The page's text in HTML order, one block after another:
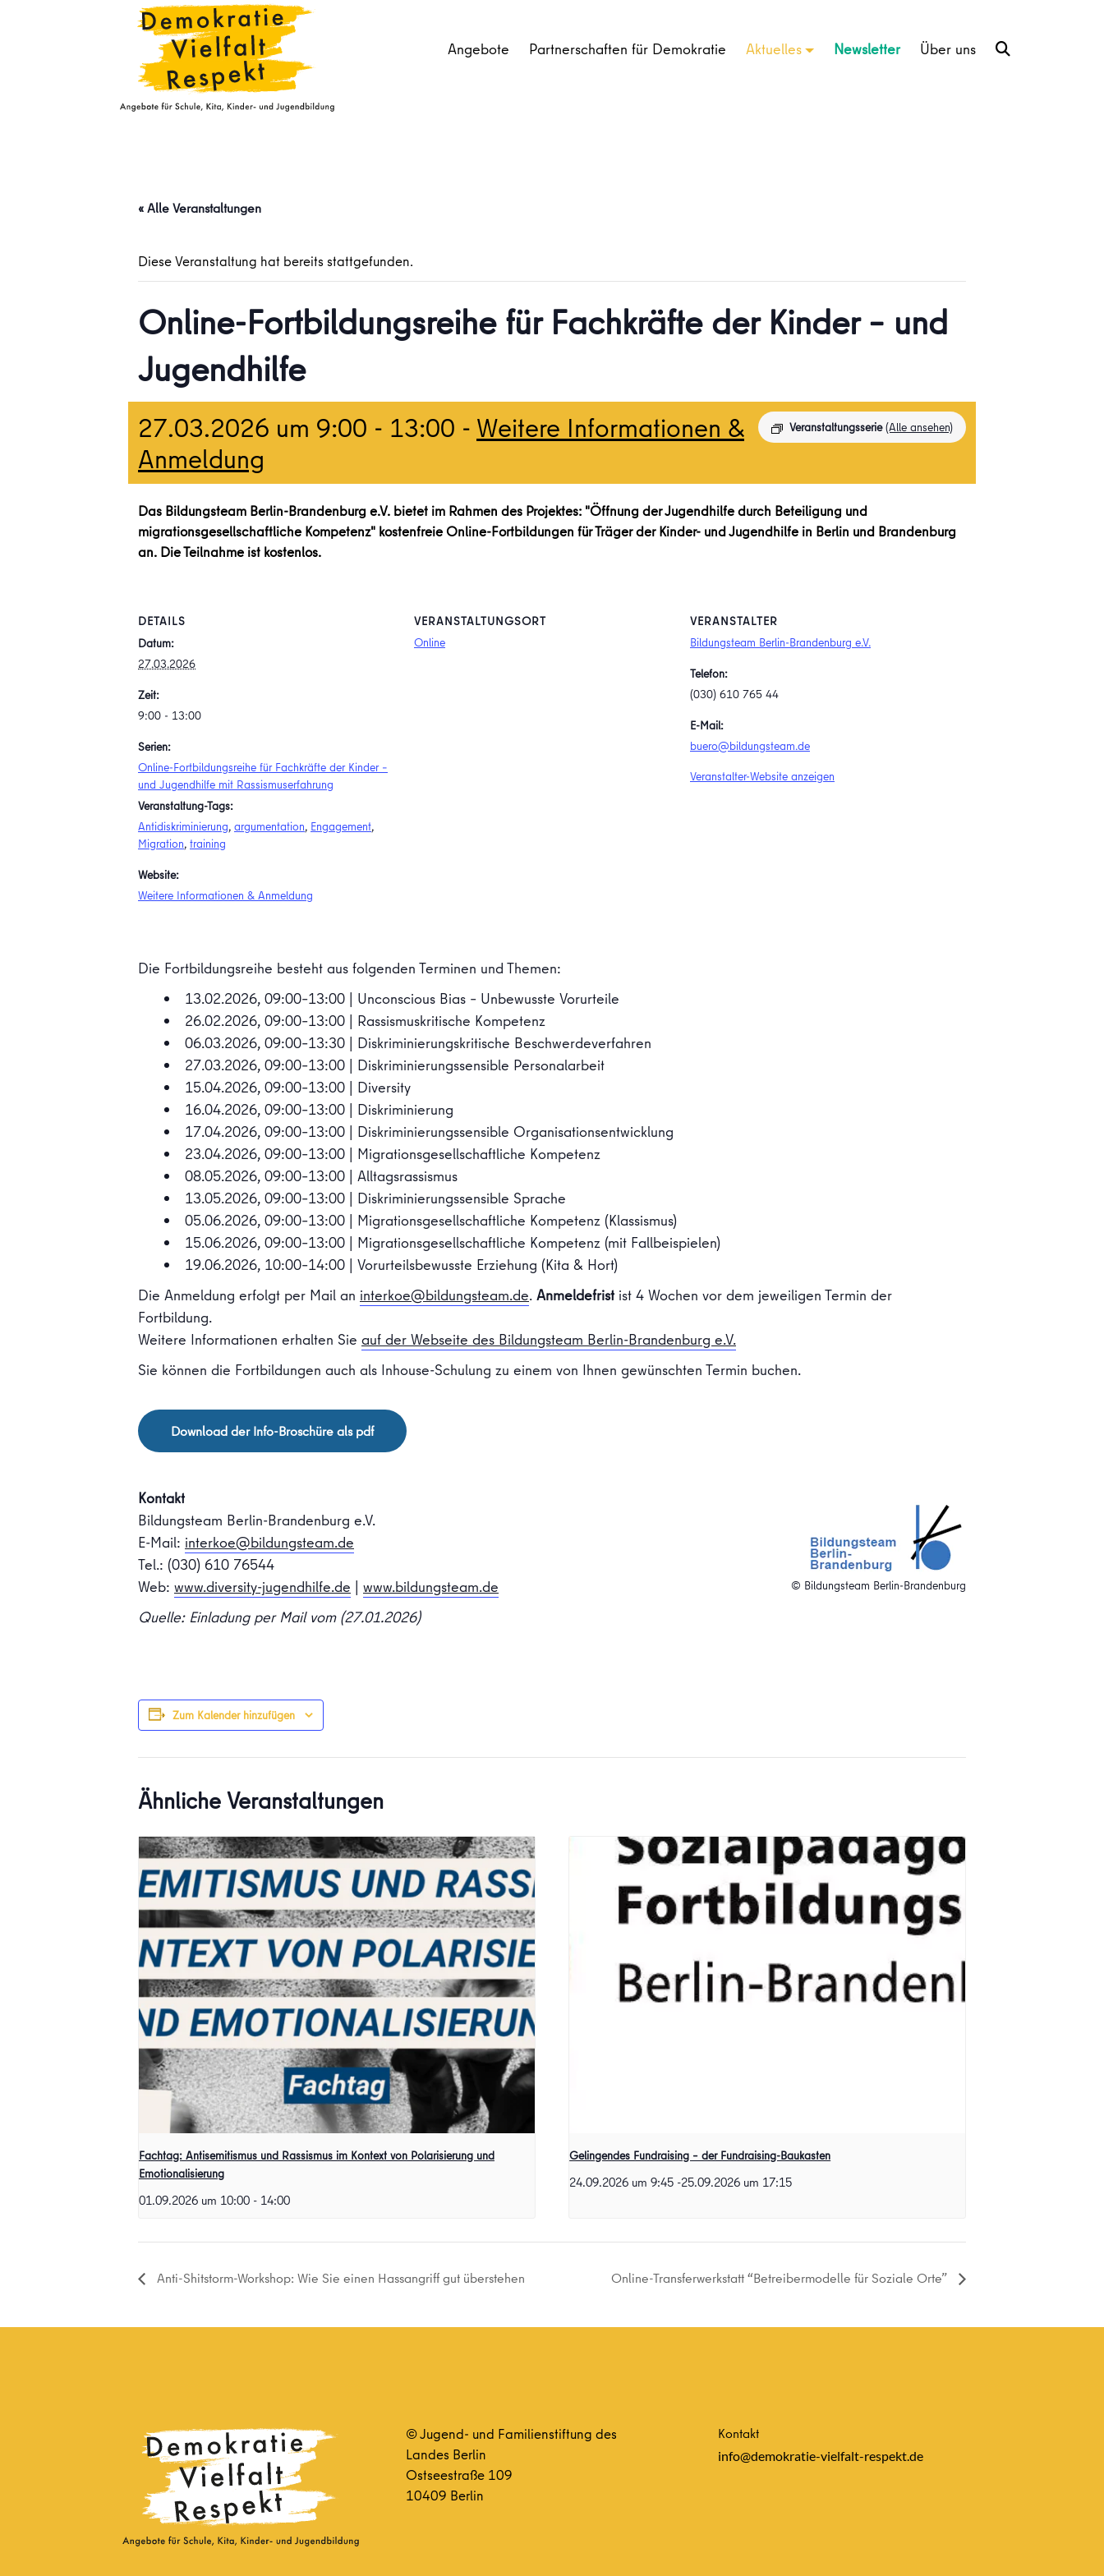
Angebote Partnerschaften für Demokratie Aktuelles Newsletter Über uns
« Alle Veranstaltungen
Diese Veranstaltung hat bereits stattgefunden.
Online-Fortbildungsreihe für Fachkräfte der Kinder – und
Jugendhilfe
27.03.2026 um 9:00 - 13:00 Veranstaltungsserie(Alle ansehen)
- Weitere Informationen &
Anmeldung
Das Bildungsteam Berlin-Brandenburg e.V. bietet im Rahmen des Projektes: "Öffnung der Jugendhilfe durch Beteiligung und
migrationsgesellschaftliche Kompetenz" kostenfreie Online-Fortbildungen für Träger der Kinder- und Jugendhilfe in Berlin und Brandenburg
an. Die Teilnahme ist kostenlos.
DETAILS
Datum:
27.03.2026
Zeit:
9:00 - 13:00
Serien:
Online-Fortbildungsreihe für Fachkräfte der Kinder –
und Jugendhilfe mit Rassismuserfahrung
Veranstaltung-Tags:
Antidiskriminierung, argumentation, Engagement,
Migration, training
Website:
Weitere Informationen & Anmeldung
VERANSTALTUNGSORT
Online
VERANSTALTER
Bildungsteam Berlin-Brandenburg e.V.
Telefon:
(030) 610 765 44
E-Mail:
buero@bildungsteam.de
Veranstalter-Website anzeigen
Die Fortbildungsreihe besteht aus folgenden Terminen und Themen:
13.02.2026, 09:00–13:00 | Unconscious Bias – Unbewusste Vorurteile
26.02.2026, 09:00–13:00 | Rassismuskritische Kompetenz
06.03.2026, 09:00–13:30 | Diskriminierungskritische Beschwerdeverfahren
27.03.2026, 09:00–13:00 | Diskriminierungssensible Personalarbeit
15.04.2026, 09:00–13:00 | Diversity
16.04.2026, 09:00–13:00 | Diskriminierung
17.04.2026, 09:00–13:00 | Diskriminierungssensible Organisationsentwicklung
23.04.2026, 09:00–13:00 | Migrationsgesellschaftliche Kompetenz
08.05.2026, 09:00–13:00 | Alltagsrassismus
13.05.2026, 09:00–13:00 | Diskriminierungssensible Sprache
05.06.2026, 09:00–13:00 | Migrationsgesellschaftliche Kompetenz (Klassismus)
15.06.2026, 09:00–13:00 | Migrationsgesellschaftliche Kompetenz (mit Fallbeispielen)
19.06.2026, 10:00–14:00 | Vorurteilsbewusste Erziehung (Kita & Hort)
Die Anmeldung erfolgt per Mail an interkoe@bildungsteam.de. Anmeldefrist ist 4 Wochen vor dem jeweiligen Termin der
Fortbildung.
Weitere Informationen erhalten Sie auf der Webseite des Bildungsteam Berlin-Brandenburg e.V.
Sie können die Fortbildungen auch als Inhouse-Schulung zu einem von Ihnen gewünschten Termin buchen.
Download der Info-Broschüre als pdf
Kontakt
Bildungsteam Berlin-Brandenburg e.V.
E-Mail: interkoe@bildungsteam.de
Tel.: (030) 610 76544
Web: www.diversity-jugendhilfe.de | www.bildungsteam.de
Quelle: Einladung per Mail vom (27.01.2026)
© Bildungsteam Berlin-Brandenburg
Zum Kalender hinzufügen
Ähnliche Veranstaltungen
Fachtag: Antisemitismus und Rassismus im Kontext von Polarisierung und
Emotionalisierung
01.09.2026 um 10:00 - 14:00
Gelingendes Fundraising – der Fundraising-Baukasten
24.09.2026 um 9:45 -25.09.2026 um 17:15
Anti-Shitstorm-Workshop: Wie Sie einen Hassangriff gut überstehen Online-Transferwerkstatt “Betreibermodelle für Soziale Orte”
© Jugend- und Familienstiftung des
Landes Berlin
Ostseestraße 109
10409 Berlin
Kontakt
info@demokratie-vielfalt-respekt.de